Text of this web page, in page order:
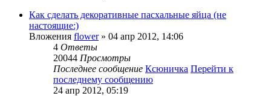
Как сделать декоративные пасхальные яйца (не
настоящие:)
Вложения flower» 04 апр 2012, 14:06
4 Ответы
20044 Просмотры
Последнее сообщение Ксюничка Перейти к
последнему сообщению
24 апр 2012, 05:19